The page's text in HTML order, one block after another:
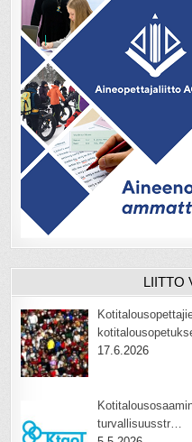
LIITTO
17.6.2026
turvallisuusstr…